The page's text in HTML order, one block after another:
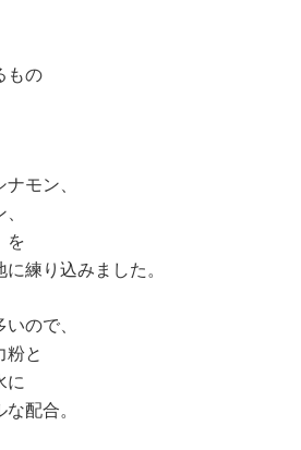
もの
モン、
を
練り込みました。
ので、
粉と
に
配合。